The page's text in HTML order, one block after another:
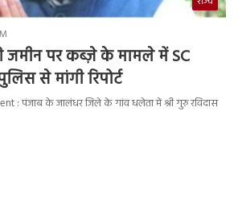
जमीन पर कब्ज़े के मामले में SC
से मांगी रिपोर्ट
: पंजाब के जालंधर जिले के गांव धलेता में श्री गुरु रविदास